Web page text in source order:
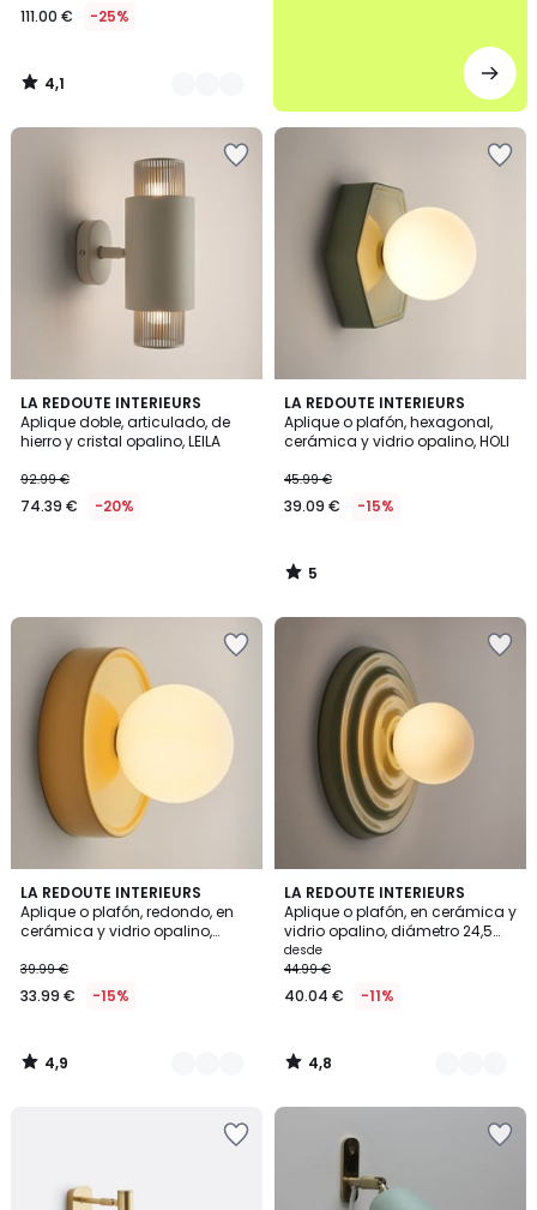
111.00 € -25%
4,1
/
LA REDOUTE INTERIEURS
Aplique doble, articulado, de
hierro y cristal opalino, LEILA
92.99 €
74.39 € -20%
LA REDOUTE INTERIEURS
Aplique o plafón, hexagonal,
cerámica y vidrio opalino, HOLI
45.99 €
39.09 € -15%
5
/
5
5
/
LA REDOUTE INTERIEURS
Aplique o plafón, redondo, en
cerámica y vidrio opalino,
39.99 €
33.99 € -15%
4,9
/ 5
4
Colores
4,9
/
LA REDOUTE INTERIEURS
Aplique o plafón, en cerámica y
vidrio opalino, diámetro 24,5
cm, HOLI
desde
44.99 €
40.04 € -11%
4,8
/ 5
4
Colores
4,8
/